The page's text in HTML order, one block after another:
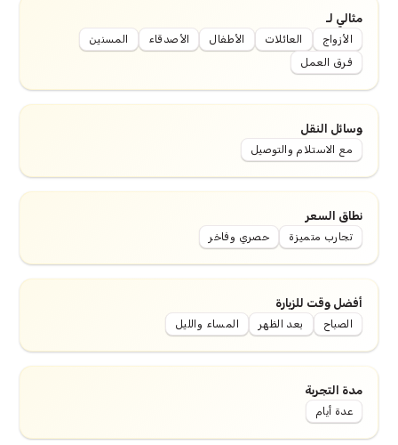
مثالي لـ
الأزواج العائلات الأطفال الأصدقاء
المسنين
فرق العمل
وسائل النقل
مع الاستلام والتوصيل
نطاق السعر
تجارب متميزة حصري وفاخر
أفضل وقت للزيارة
الصباح بعد الظهر المساء والليل
مدة التجربة
عدة أيام